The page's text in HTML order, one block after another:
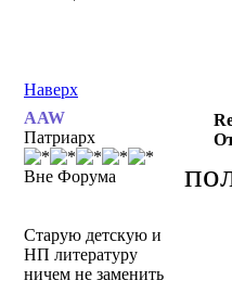
Наверх
AAW
Патриарх
Вне Форума
Старую детскую и
НП литературу
ничем не заменить